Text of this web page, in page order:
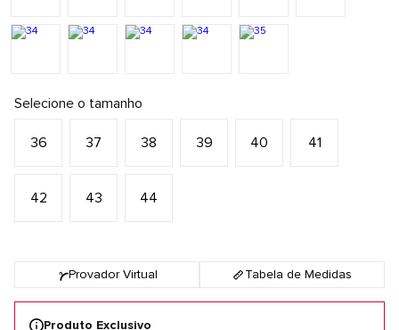
Selecione o tamanho
36 37 38 39 40 41
42 43 44
Provador Virtual Tabela de Medidas
Produto Exclusivo